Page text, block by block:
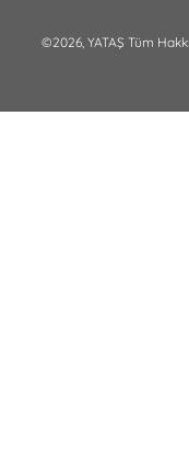
©2026, YATAŞ Tüm